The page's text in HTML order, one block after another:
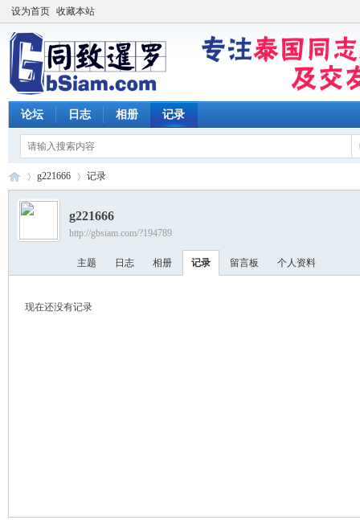
设为首页 收藏本站
论坛 日志 相册 记录
›
g221666 记录
g221666
http://gbsiam.com/?194789
主题 日志 相册 记录 留言板 个人资料
现在还没有记录